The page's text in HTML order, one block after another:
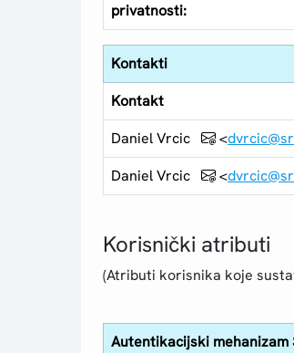
privatnosti:
Kontakti
Kontakt
Daniel Vrcic
<
Daniel Vrcic
<
Korisnički atributi
(Atributi korisnika koje
Autentikacijski mehanizam